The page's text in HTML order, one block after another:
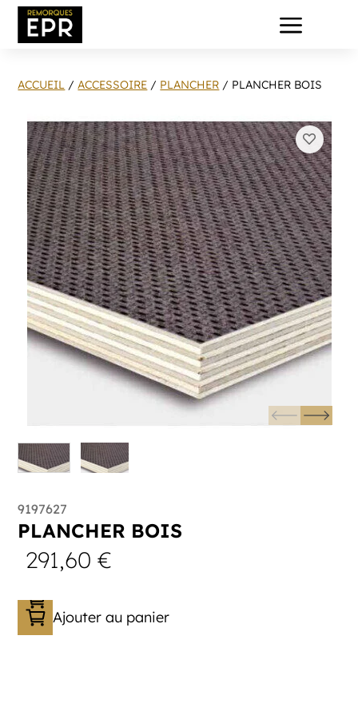
a
ACCUEIL /ACCESSOIRE / PLANCHER / PLANCHER BOIS
9197627
PLANCHER BOIS
291,60€
Ajouter au panier